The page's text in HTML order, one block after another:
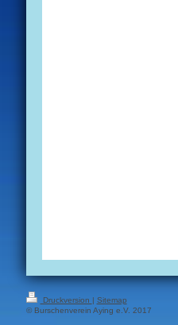
Druckversion | Sitemap
© Burschenverein Aying e.V. 2017